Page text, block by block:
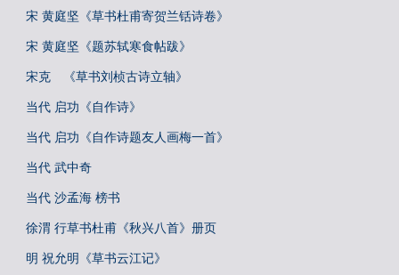
宋 黄庭坚《草书杜甫寄贺兰铦诗卷》
宋 黄庭坚《题苏轼寒食帖跋》
宋克 《草书刘桢古诗立轴》
当代 启功《自作诗》
当代 启功《自作诗题友人画梅一首》
当代 武中奇
当代 沙孟海 榜书
徐渭 行草书杜甫《秋兴八首》册页
明 祝允明《草书云江记》